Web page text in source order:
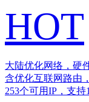
HOT
大陆优化网络，硬
含优化互联网路由
253个可用IP，支持